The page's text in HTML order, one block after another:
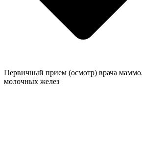
Первичный прием (осмотр) врача
молочных желез